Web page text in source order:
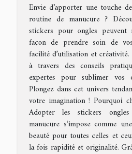
Envie d’apporter une touche
routine de manucure ?
stickers pour ongles peuvent
façon de prendre soin de
facilité d’utilisation et
à travers des conseils
expertes pour sublimer vos
Plongez dans cet univers
votre imagination ! Pourquoi
Adopter les stickers
manucure s’impose comme
beauté pour toutes celles et
la fois rapidité et originalité.